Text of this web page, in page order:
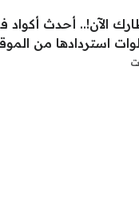
الآن!.. أحدث أكواد